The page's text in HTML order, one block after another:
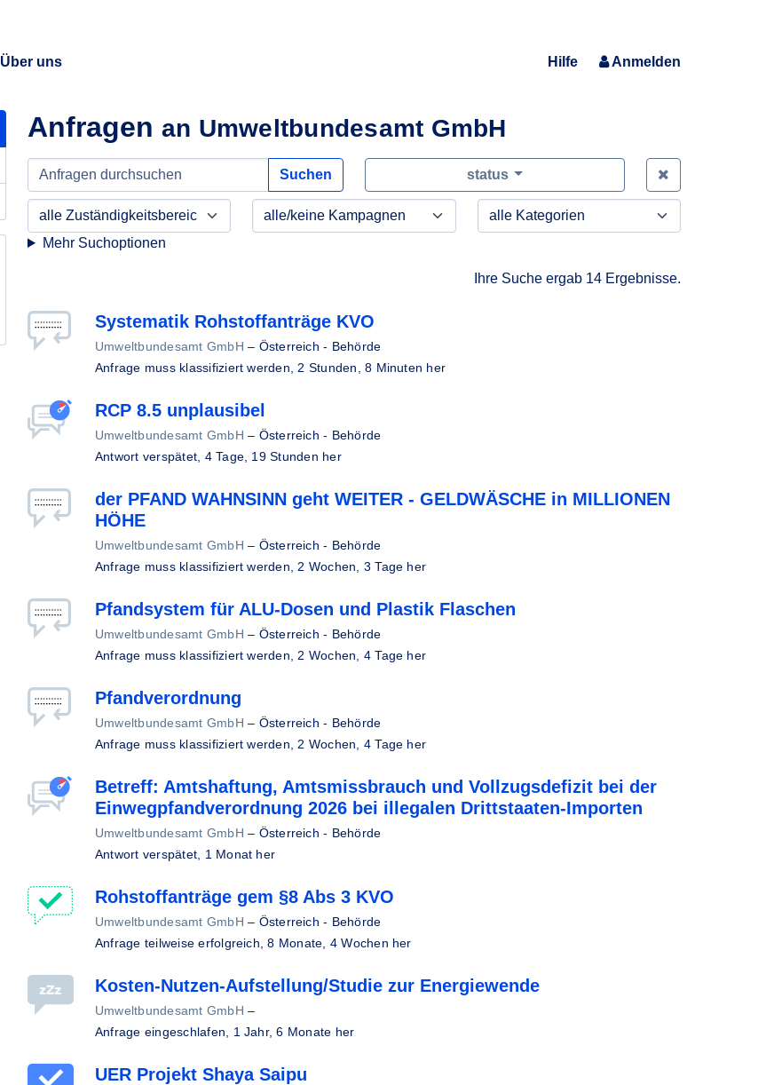
Über uns Hilfe Anmelden
Anfragen an Umweltbundesamt GmbH
Suchen status
Mehr Suchoptionen
Ihre Suche ergab 14 Ergebnisse.
Systematik Rohstoffanträge KVO
Umweltbundesamt GmbH – Österreich - Behörde
Anfrage muss klassifiziert werden, 2 Stunden, 8 Minuten her
RCP 8.5 unplausibel
Umweltbundesamt GmbH – Österreich - Behörde
Antwort verspätet, 4 Tage, 19 Stunden her
der PFAND WAHNSINN geht WEITER - GELDWÄSCHE in MILLIONEN
HÖHE
Umweltbundesamt GmbH – Österreich - Behörde
Anfrage muss klassifiziert werden, 2 Wochen, 3 Tage her
Pfandsystem für ALU-Dosen und Plastik Flaschen
Umweltbundesamt GmbH – Österreich - Behörde
Anfrage muss klassifiziert werden, 2 Wochen, 4 Tage her
Pfandverordnung
Umweltbundesamt GmbH – Österreich - Behörde
Anfrage muss klassifiziert werden, 2 Wochen, 4 Tage her
Betreff: Amtshaftung, Amtsmissbrauch und Vollzugsdefizit bei der
Einwegpfandverordnung 2026 bei illegalen Drittstaaten-Importen
Umweltbundesamt GmbH – Österreich - Behörde
Antwort verspätet, 1 Monat her
Rohstoffanträge gem §8 Abs 3 KVO
Umweltbundesamt GmbH – Österreich - Behörde
Anfrage teilweise erfolgreich,8 Monate, 4 Wochen her
Kosten-Nutzen-Aufstellung/Studie zur Energiewende
Umweltbundesamt GmbH –
Anfrage eingeschlafen, 1 Jahr, 6 Monate her
UER Projekt Shaya Saipu